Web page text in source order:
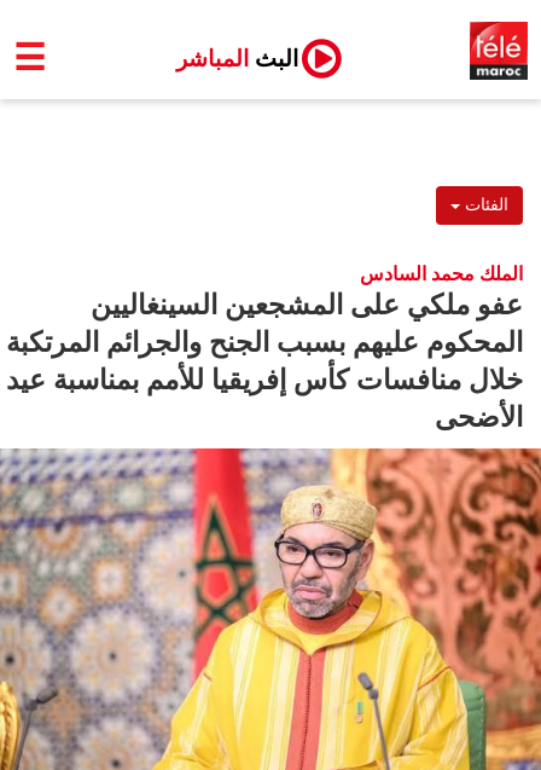
☰ البث المباشر
الفئات
الملك محمد السادس
عفو ملكي على المشجعين السينغاليين
المحكوم عليهم بسبب الجنح والجرائم المرتكبة
خلال منافسات كأس إفريقيا للأمم بمناسبة عيد
الأضحى